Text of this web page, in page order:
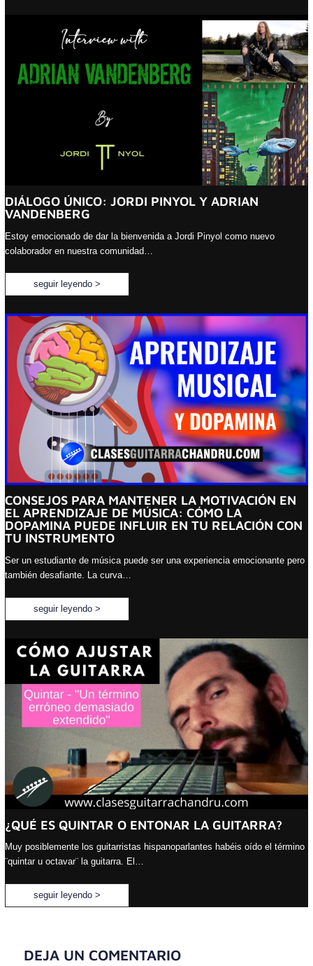
DIÁLOGO ÚNICO: JORDI PINYOL Y ADRIAN
VANDENBERG
Estoy emocionado de dar la bienvenida a Jordi Pinyol como nuevo
colaborador en nuestra comunidad…
seguir leyendo >
CONSEJOS PARA MANTENER LA MOTIVACIÓN EN
EL APRENDIZAJE DE MÚSICA: CÓMO LA
DOPAMINA PUEDE INFLUIR EN TU RELACIÓN CON
TU INSTRUMENTO
Ser un estudiante de música puede ser una experiencia emocionante pero
también desafiante. La curva…
seguir leyendo >
¿QUÉ ES QUINTAR O ENTONAR LA GUITARRA?
Muy posiblemente los guitarristas hispanoparlantes habéis oído el término
¨quintar u octavar¨ la guitarra. El…
seguir leyendo >
DEJA UN COMENTARIO